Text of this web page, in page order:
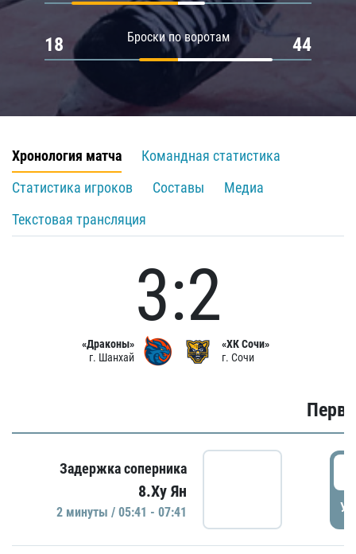
Броски по воротам
18 44
Хронология матча
Командная статистика
Статистика игроков
Составы
Медиа
Текстовая трансляция
«Драконы»
г. Шанхай
3:2
«ХК Сочи»
г. Сочи
Задержка соперника
8.Ху Ян
2 минуты / 05:41 - 07:41